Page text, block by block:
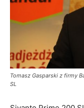
Tomasz Gasparski z firmy
SL